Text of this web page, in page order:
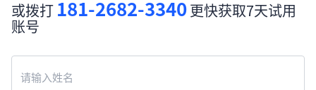
或拨打 181-2682-3340更快获取7天试用
账号